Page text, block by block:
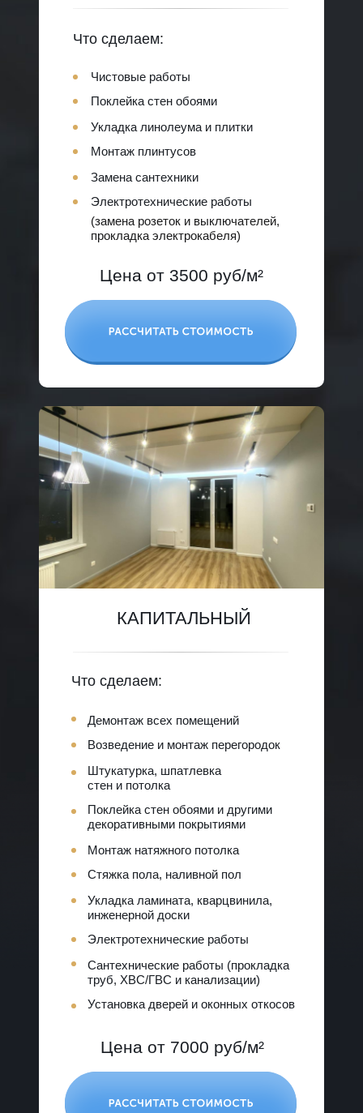
Цена от 3500 руб/м²
Чистовые работы
Поклейка стен обоями
Укладка линолеума и плитки
Монтаж плинтусов
Цена от 7000 руб/м²
Демонтаж всех помещений
Возведение и монтаж перегородок
Замена сантехники
Штукатурка, шпатлевка
стен и потолка
Поклейка стен обоями и другими
декоративными покрытиями
Монтаж натяжного потолка
Электротехнические работы
Стяжка пола, наливной пол
(замена розеток и выключателей,
прокладка электрокабеля)
Укладка ламината, кварцвинила,
инженерной доски
Электротехнические работы
Что сделаем:
Сантехнические работы (прокладка
труб, ХВС/ГВС и канализации)
Установка дверей и оконных откосов
КАПИТАЛЬНЫЙ
Что сделаем: